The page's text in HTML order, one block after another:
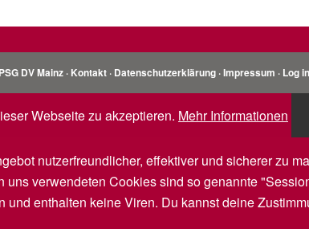
DV Mainz · Kontakt· Datenschutzerklärung·Impressum · Log in
Webseite zu akzeptieren. Mehr Informationen
nutzerfreundlicher, effektiver und sicherer zu
verwendeten Cookies sind so genannte
enthalten keine Viren. Du kannst deine